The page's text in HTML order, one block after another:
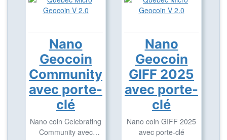
Nano
Geocoin
Community
avec porte-
clé
Nano coin Celebrating
Community avec
Nano
Geocoin
GIFF 2025
avec porte-
clé
Nano coin GIFF 2025
avec porte-clé